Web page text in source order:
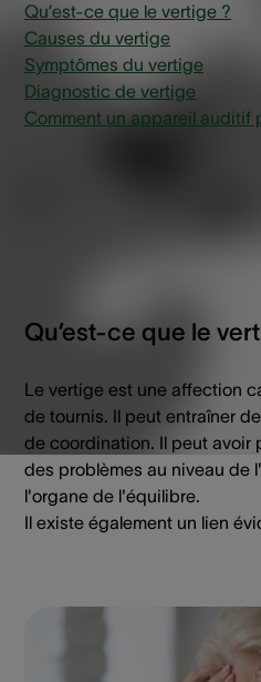
Qu’est-ce que le vertige ?
Causes du vertige
Symptômes du vertige
Diagnostic de vertige
Comment un appareil auditif
Qu’est-ce que le
Le vertige est une affection
de tournis. Il peut entraîner
de coordination. Il peut avoir
des problèmes au niveau de
l'organe de l'équilibre.
Il existe également un lien